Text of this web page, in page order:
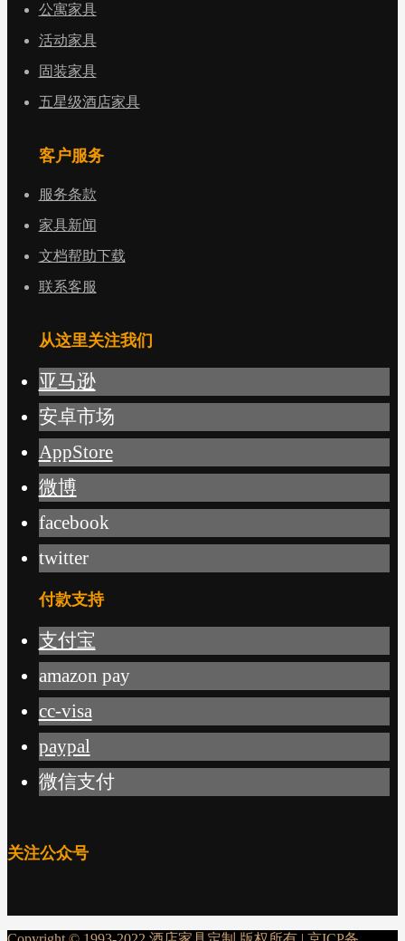
公寓家具
活动家具
固装家具
五星级酒店家具
客户服务
服务条款
家具新闻
文档帮助下载
联系客服
从这里关注我们
亚马逊
安卓市场
AppStore
微博
facebook
twitter
付款支持
支付宝
amazon pay
cc-visa
paypal
微信支付
关注公众号